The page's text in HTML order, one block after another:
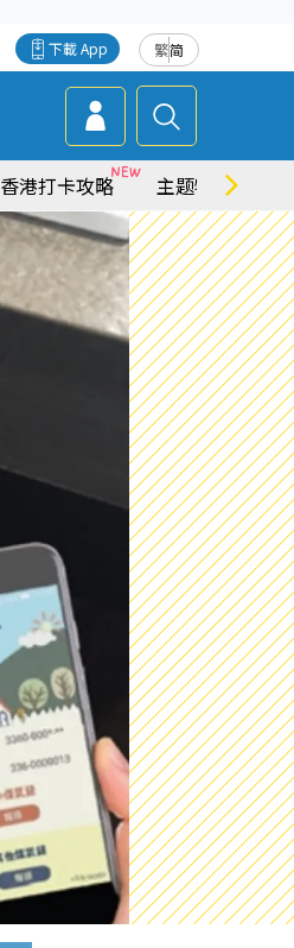
繁简
下載 App
香港打卡攻略 主题特集